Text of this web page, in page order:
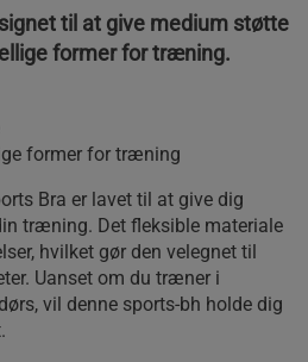
til at give medium støtte
former for træning.
former for træning
Bra er lavet til at give dig
træning. Det fleksible materiale
hvilket gør den velegnet til
Uanset om du træner i
vil denne sports-bh holde dig